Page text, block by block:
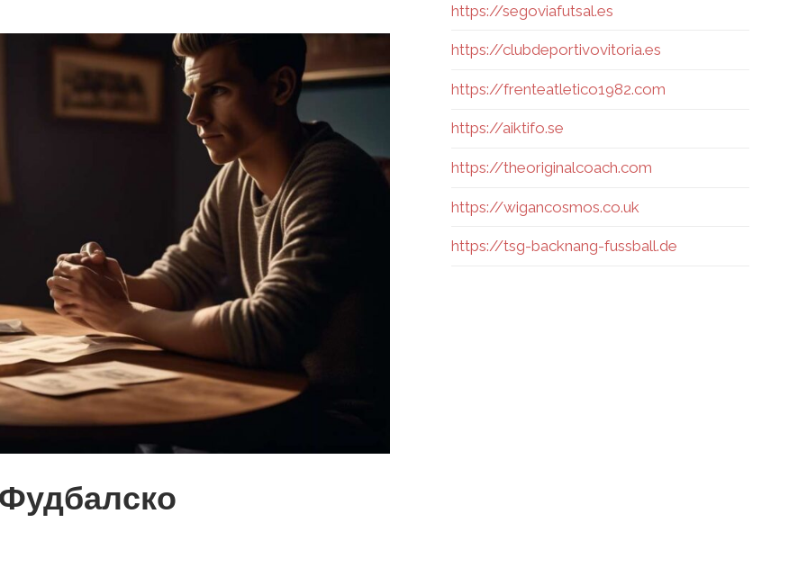
https://segoviafutsal.es
https://clubdeportivovitoria.es
https://frenteatletico1982.com
https://aiktifo.se
https://theoriginalcoach.com
https://wigancosmos.co.uk
https://tsg-backnang-fussball.de